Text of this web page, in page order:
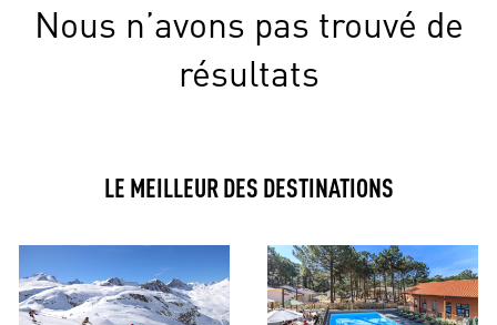
Nous n’avons pas trouvé de
résultats
LE MEILLEUR DES DESTINATIONS